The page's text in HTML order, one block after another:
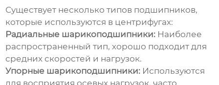
Существует несколько типов подшипников,
которые используются в центрифугах:
Радиальные шарикоподшипники: Наиболее
распространенный тип, хорошо подходит для
средних скоростей и нагрузок.
Упорные шарикоподшипники: Используются